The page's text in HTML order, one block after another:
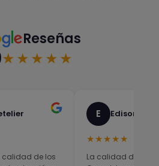
Reseñas
★★★★★
calidad de los
E Edison
★★★★★
La calidad del